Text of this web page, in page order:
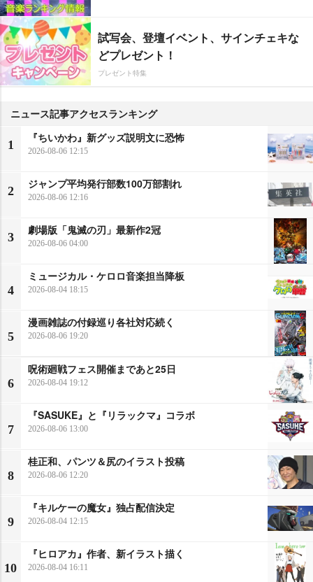
試写会、登壇イベント、サインチェキな
どプレゼント！
プレゼント特集
ニュース記事アクセスランキング
1
『ちいかわ』新グッズ説明文に恐怖
2026-08-06 12:15
2
ジャンプ平均発行部数100万部割れ
2026-08-06 12:16
3
劇場版「鬼滅の刃」最新作2冠
2026-08-06 04:00
4
ミュージカル・ケロロ音楽担当降板
2026-08-04 18:15
5
漫画雑誌の付録巡り各社対応続く
2026-08-06 19:20
6
呪術廻戦フェス開催まであと25日
2026-08-04 19:12
7
『SASUKE』と『リラックマ』コラボ
2026-08-06 13:00
8
桂正和、パンツ＆尻のイラスト投稿
2026-08-06 12:20
9
『キルケーの魔女』独占配信決定
2026-08-04 12:15
10
『ヒロアカ』作者、新イラスト描く
2026-08-04 16:11